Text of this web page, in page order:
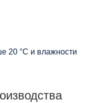
20 °C и влажности